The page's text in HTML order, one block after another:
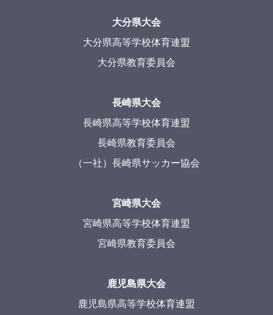
大分県大会
大分県高等学校体育連盟
大分県教育委員会
長崎県大会
長崎県高等学校体育連盟
長崎県教育委員会
（一社）長崎県サッカー協会
宮崎県大会
宮崎県高等学校体育連盟
宮崎県教育委員会
鹿児島県大会
鹿児島県高等学校体育連盟